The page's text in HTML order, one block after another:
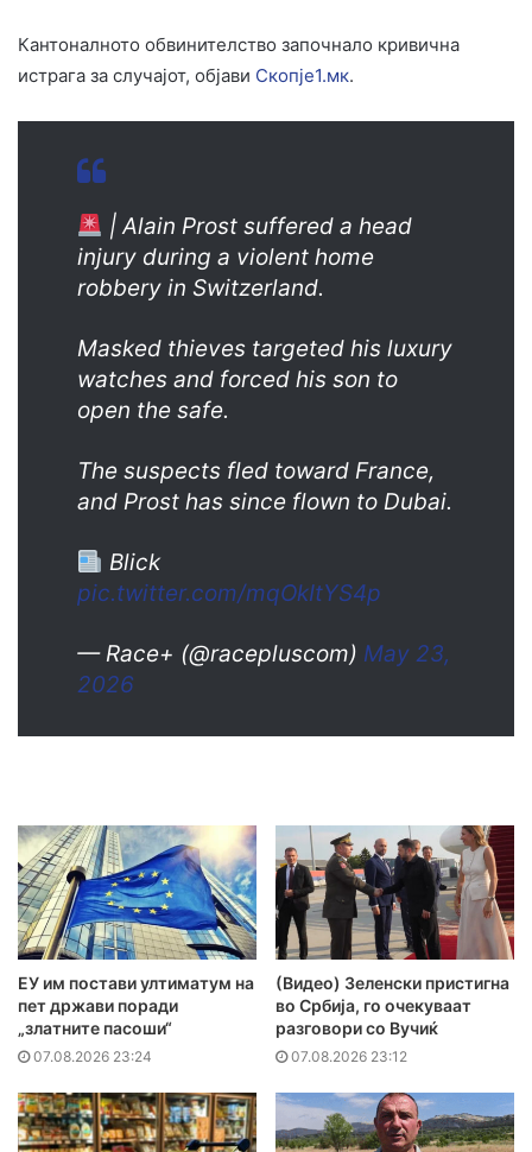
Кантоналното обвинителство започнало кривична
истрага за случајот, објави Скопје1.мк.
| Alain Prost suffered a head
injury during a violent home
robbery in Switzerland.
Masked thieves targeted his luxury
watches and forced his son to
open the safe.
The suspects fled toward France,
and Prost has since flown to Dubai.
Blick
pic.twitter.com/mqOkItYS4p
— Race+ (@racepluscom) May 23,
2026
ЕУ им постави ултиматум на
пет држави поради
„златните пасоши“
07.08.2026 23:24
(Видео) Зеленски пристигна
во Србија, го очекуваат
разговори со Вучиќ
07.08.2026 23:12